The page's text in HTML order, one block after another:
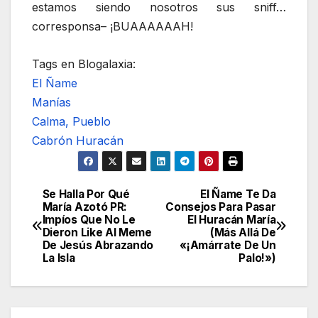
estamos siendo nosotros sus sniff…
corresponsa– ¡BUAAAAAAH!
Tags en Blogalaxia:
El Ñame
Manías
Calma, Pueblo
Cabrón Huracán
Navegación
de
entradas
El Ñame Te Da
Consejos Para Pasar
El Huracán María
(Más Allá De
«¡Amárrate De Un
Palo!»)
Se Halla Por Qué
María Azotó PR:
Impíos Que No Le
Dieron Like Al Meme
De Jesús Abrazando
La Isla